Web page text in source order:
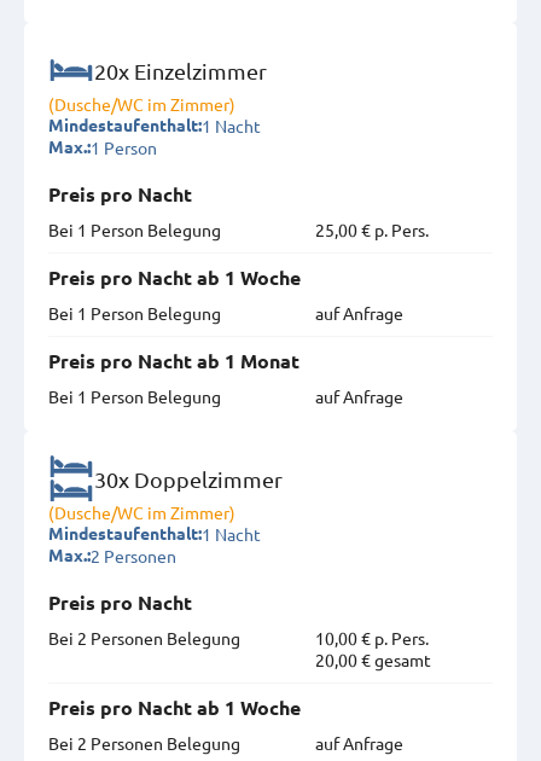
20x Einzelzimmer
(Dusche/WC im Zimmer)
Mindestaufenthalt:1 Nacht
Max.:1 Person
Preis pro Nacht
Bei 1 Person Belegung
25,00 € p. Pers.
Preis pro Nacht ab 1 Woche
Bei 1 Person Belegung
auf Anfrage
Preis pro Nacht ab 1 Monat
Bei 1 Person Belegung
auf Anfrage
30x Doppelzimmer
(Dusche/WC im Zimmer)
Mindestaufenthalt:1 Nacht
Max.:2 Personen
Preis pro Nacht
Bei 2 Personen Belegung
10,00 € p. Pers.
20,00 € gesamt
Preis pro Nacht ab 1 Woche
Bei 2 Personen Belegung
auf Anfrage